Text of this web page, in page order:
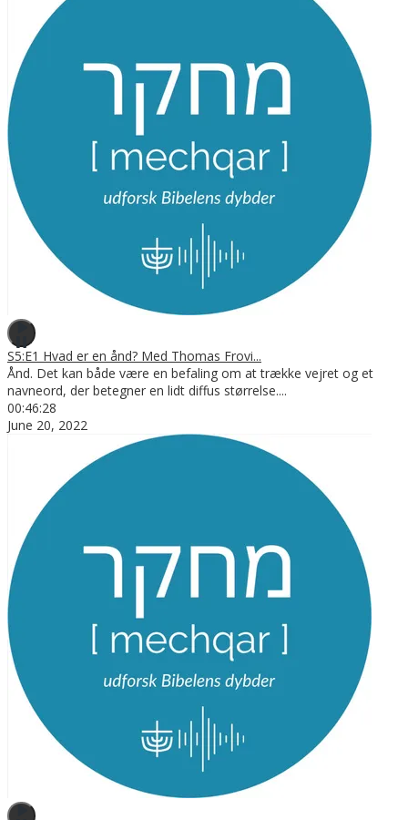
S5:E1 Hvad er en ånd? Med Thomas Frovi...
Ånd. Det kan både være en befaling om at trække vejret og et
navneord, der betegner en lidt diffus størrelse....
00:46:28
June 20, 2022